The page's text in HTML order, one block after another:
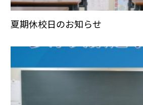
夏期休校日のお知らせ